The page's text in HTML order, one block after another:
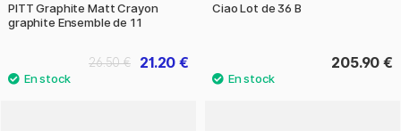
PITT Graphite Matt Crayon
graphite Ensemble de 11
21.20 €
26.50 €
Ciao Lot de 36 B
205.90 €